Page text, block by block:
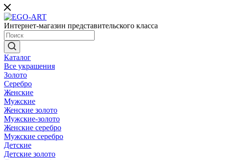
Интернет-магазин представительского класса
Каталог
Все украшения
Золото
Серебро
Женские
Мужские
Женские золото
Мужские-золото
Женские серебро
Мужские серебро
Детские
Детские золото